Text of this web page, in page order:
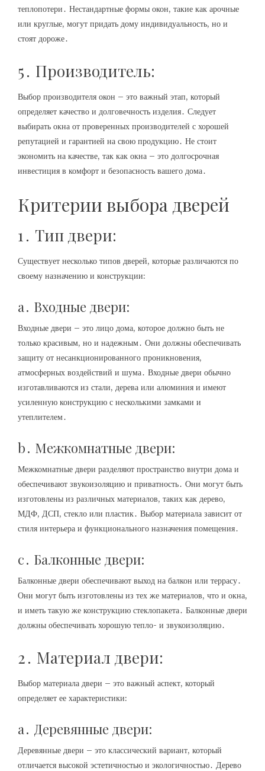
теплопотери․ Нестандартные формы окон, такие как арочные
или круглые, могут придать дому индивидуальность, но и
стоят дороже․
5․ Производитель:
Выбор производителя окон – это важный этап, который
определяет качество и долговечность изделия․ Следует
выбирать окна от проверенных производителей с хорошей
репутацией и гарантией на свою продукцию․ Не стоит
экономить на качестве, так как окна – это долгосрочная
инвестиция в комфорт и безопасность вашего дома․
Критерии выбора дверей
1․ Тип двери:
Существует несколько типов дверей, которые различаются по
своему назначению и конструкции:
a․ Входные двери:
Входные двери – это лицо дома, которое должно быть не
только красивым, но и надежным․ Они должны обеспечивать
защиту от несанкционированного проникновения,
атмосферных воздействий и шума․ Входные двери обычно
изготавливаются из стали, дерева или алюминия и имеют
усиленную конструкцию с несколькими замками и
утеплителем․
b․ Межкомнатные двери:
Межкомнатные двери разделяют пространство внутри дома и
обеспечивают звукоизоляцию и приватность․ Они могут быть
изготовлены из различных материалов, таких как дерево,
МДФ, ДСП, стекло или пластик․ Выбор материала зависит от
стиля интерьера и функционального назначения помещения․
c․ Балконные двери:
Балконные двери обеспечивают выход на балкон или террасу․
Они могут быть изготовлены из тех же материалов, что и окна,
и иметь такую же конструкцию стеклопакета․ Балконные двери
должны обеспечивать хорошую тепло- и звукоизоляцию․
2․ Материал двери:
Выбор материала двери – это важный аспект, который
определяет ее характеристики:
a․ Деревянные двери:
Деревянные двери – это классический вариант, который
отличается высокой эстетичностью и экологичностью․ Дерево